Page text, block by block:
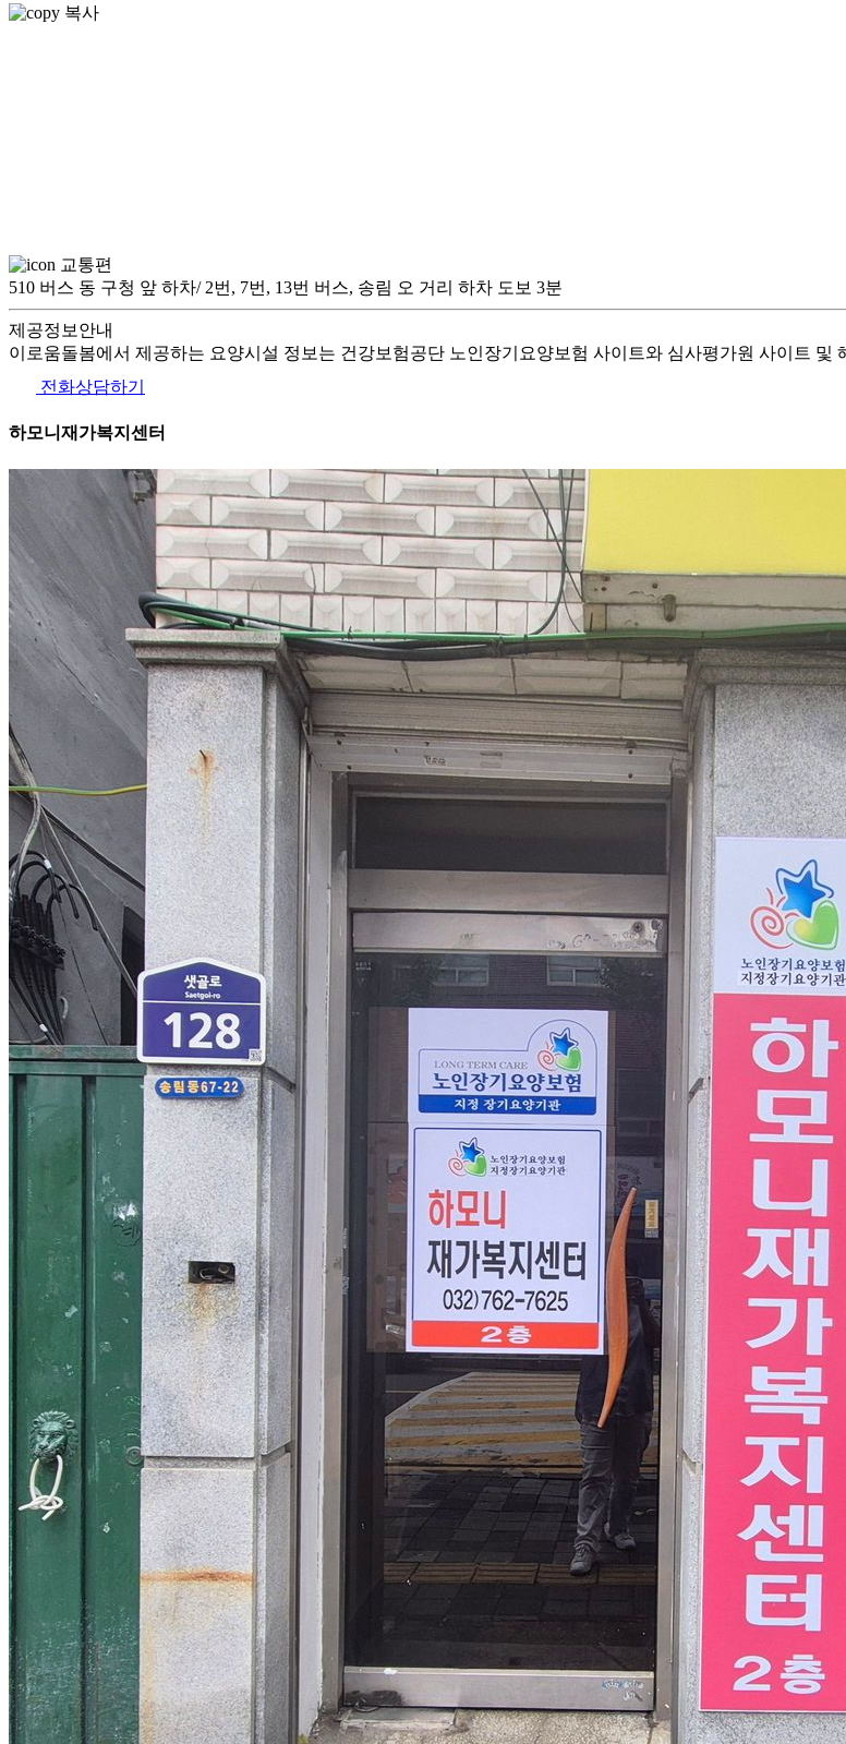
복사
교통편
510 버스 동 구청 앞 하차/ 2번, 7번, 13번 버스, 송림 오 거리 하차 도보 3분
제공정보안내
이로움돌봄에서 제공하는 요양시설 정보는 건강보험공단 노인장기요양보험 사이트와 심사평가원 사이트
전화상담하기
하모니재가복지센터